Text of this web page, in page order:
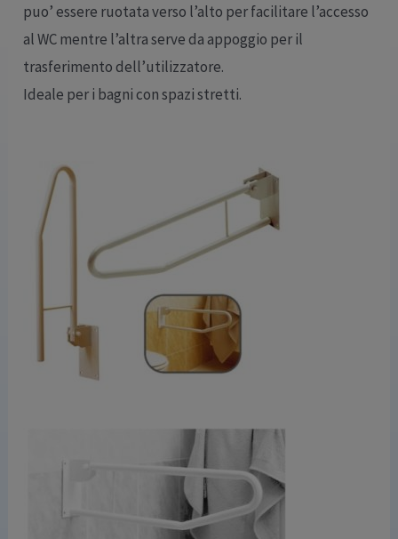
puo’ essere ruotata verso l’alto per facilitare l’accesso
al WC mentre l’altra serve da appoggio per il
trasferimento dell’utilizzatore.
Ideale per i bagni con spazi stretti.